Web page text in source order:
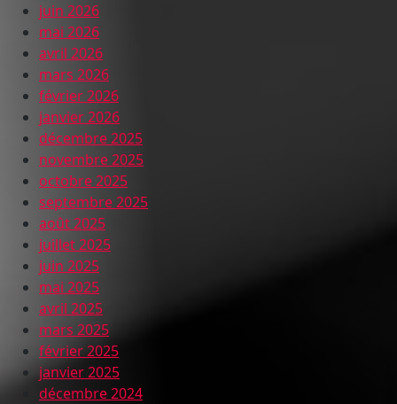
juin 2026
mai 2026
avril 2026
mars 2026
février 2026
janvier 2026
décembre 2025
novembre 2025
octobre 2025
septembre 2025
août 2025
juillet 2025
juin 2025
mai 2025
avril 2025
mars 2025
février 2025
janvier 2025
décembre 2024